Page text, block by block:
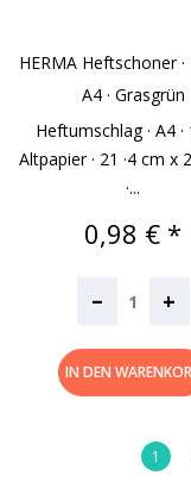
HERMA Heftschoner ·
A4 · Grasgrün
Heftumschlag · A4 ·
Altpapier · 21 ·4 cm x
·...
Preis
0,98 € *
– +
IN DEN
1